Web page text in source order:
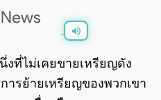
0:00 0:00
งที่ไม่เคยขายเหรียญดัง
ารย้ายเหรียญของพวกเขา